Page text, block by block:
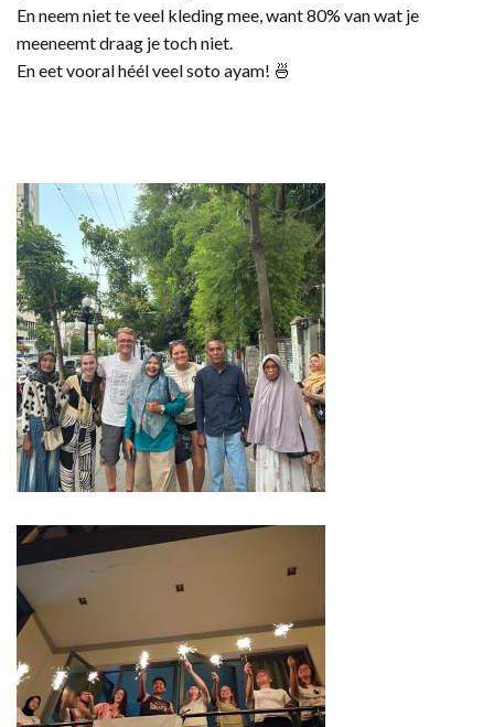
En neem niet te veel kleding mee, want 80% van wat je
meeneemt draag je toch niet.
En eet vooral héél veel soto ayam! 🍜